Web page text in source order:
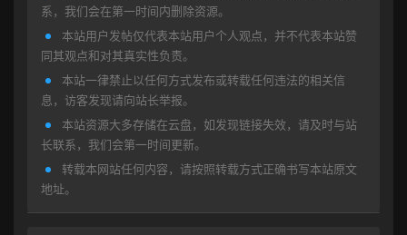
系，我们会在第一时间内删除资源。
本站用户发帖仅代表本站用户个人观点，并不代表本站赞
同其观点和对其真实性负责。
本站一律禁止以任何方式发布或转载任何违法的相关信
息，访客发现请向站长举报。
本站资源大多存储在云盘，如发现链接失效，请及时与站
长联系，我们会第一时间更新。
转载本网站任何内容，请按照转载方式正确书写本站原文
地址。